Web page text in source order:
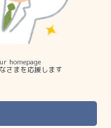
homepage
さまを応援します